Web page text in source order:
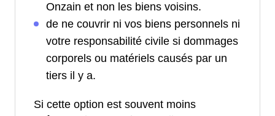
Onzain et non les biens voisins.
de ne couvrir ni vos biens personnels ni
votre responsabilité civile si dommages
corporels ou matériels causés par un
tiers il y a.
Si cette option est souvent moins